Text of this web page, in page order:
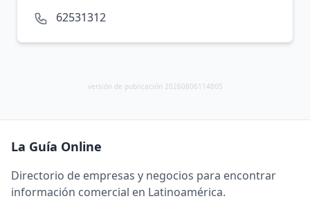
62531312
versión de publicación 20260806114805
La Guía Online
Directorio de empresas y negocios para encontrar
información comercial en Latinoamérica.